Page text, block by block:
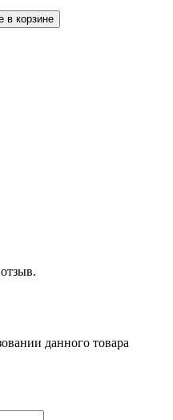
в корзине
данного товара